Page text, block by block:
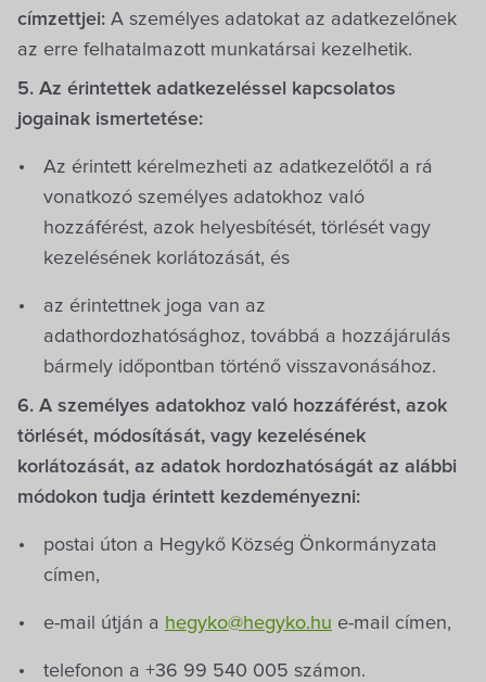
címzettjei: A személyes adatokat az adatkezelőnek
az erre felhatalmazott munkatársai kezelhetik.
5. Az érintettek adatkezeléssel kapcsolatos
jogainak ismertetése:
Az érintett kérelmezheti az adatkezelőtől a rá
vonatkozó személyes adatokhoz való
hozzáférést, azok helyesbítését, törlését vagy
kezelésének korlátozását, és
az érintettnek joga van az
adathordozhatósághoz, továbbá a hozzájárulás
bármely időpontban történő visszavonásához.
6. A személyes adatokhoz való hozzáférést, azok
törlését, módosítását, vagy kezelésének
korlátozását, az adatok hordozhatóságát az alábbi
módokon tudja érintett kezdeményezni:
postai úton a Hegykő Község Önkormányzata
címen,
e-mail útján a hegyko@hegyko.hu e-mail címen,
telefonon a +36 99 540 005 számon.